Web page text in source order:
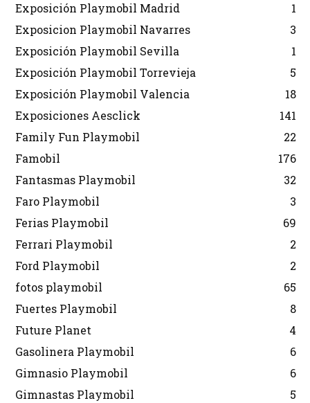
Exposición Playmobil Madrid
1
Exposicion Playmobil Navarres
3
Exposición Playmobil Sevilla
1
Exposición Playmobil Torrevieja
5
Exposición Playmobil Valencia
18
Exposiciones Aesclick
141
Family Fun Playmobil
22
Famobil
176
Fantasmas Playmobil
32
Faro Playmobil
3
Ferias Playmobil
69
Ferrari Playmobil
2
Ford Playmobil
2
fotos playmobil
65
Fuertes Playmobil
8
Future Planet
4
Gasolinera Playmobil
6
Gimnasio Playmobil
6
Gimnastas Playmobil
5